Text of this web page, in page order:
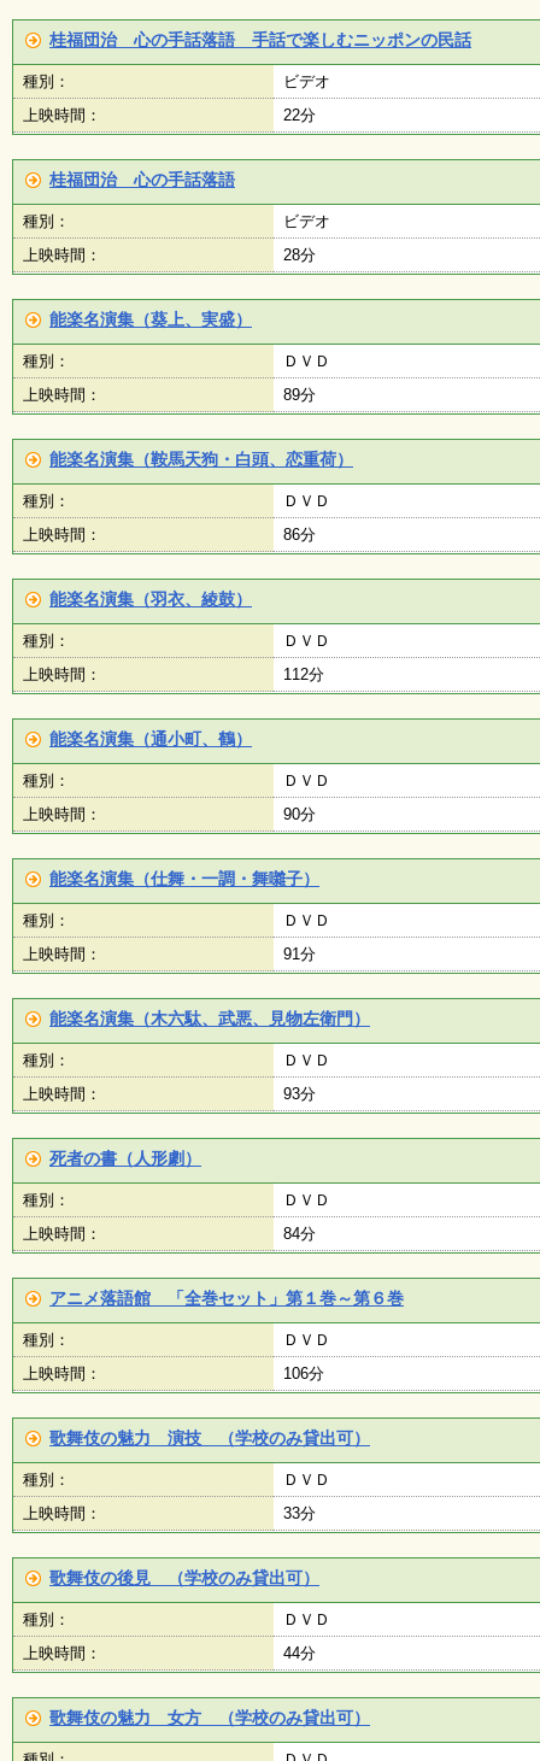
募
集
（
ラ
ン
テ
ィ
ア
・
作
品
桂福団治 心の手話落語 手話で楽しむニッポンの民話
種別：
ビデオ
上映時間：
22分
桂福団治 心の手話落語
種別：
ビデオ
上映時間：
28分
能楽名演集（葵上、実盛）
種別：
ＤＶＤ
上映時間：
89分
能楽名演集（鞍馬天狗・白頭、恋重荷）
種別：
ＤＶＤ
上映時間：
86分
能楽名演集（羽衣、綾鼓）
種別：
ＤＶＤ
上映時間：
112分
能楽名演集（通小町、鶴）
種別：
ＤＶＤ
上映時間：
90分
能楽名演集（仕舞・一調・舞囃子）
種別：
ＤＶＤ
上映時間：
91分
能楽名演集（木六駄、武悪、見物左衛門）
種別：
ＤＶＤ
上映時間：
93分
死者の書（人形劇）
種別：
ＤＶＤ
上映時間：
84分
アニメ落語館 「全巻セット」第１巻～第６巻
種別：
ＤＶＤ
上映時間：
106分
歌舞伎の魅力 演技 （学校のみ貸出可）
種別：
ＤＶＤ
上映時間：
33分
歌舞伎の後見 （学校のみ貸出可）
種別：
ＤＶＤ
上映時間：
44分
歌舞伎の魅力 女方 （学校のみ貸出可）